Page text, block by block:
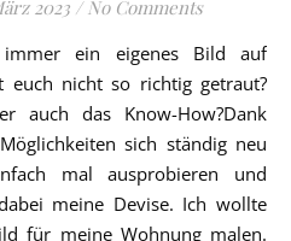
2023 / No Comments
euch nicht so richtig getraut?
auch das Know-How?Dank
sich ständig neu
mal ausprobieren und
meine Devise. Ich wollte
für meine Wohnung malen.